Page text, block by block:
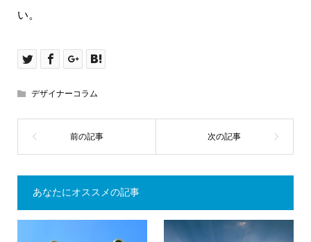
い。
デザイナーコラム
あなたにオススメの記事